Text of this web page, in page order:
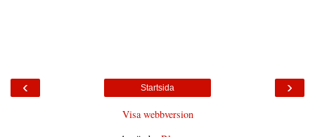
‹ ›
Startsida
Visa webbversion